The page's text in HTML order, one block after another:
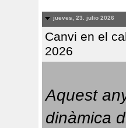
jueves, 23. julio 2026
Canvi en el
2026
Aquest
dinàmica